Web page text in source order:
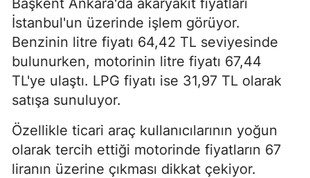
İstanbul'un üzerinde işlem görüyor.
Benzinin litre fiyatı 64,42 TL seviyesinde
bulunurken, motorinin litre fiyatı 67,44
TL'ye ulaştı. LPG fiyatı ise 31,97 TL olarak
satışa sunuluyor.
Özellikle ticari araç kullanıcılarının yoğun
olarak tercih ettiği motorinde fiyatların 67
liranın üzerine çıkması dikkat çekiyor.